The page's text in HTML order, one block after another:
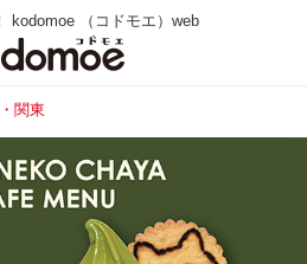
kodomoe （コドモエ）web
関東